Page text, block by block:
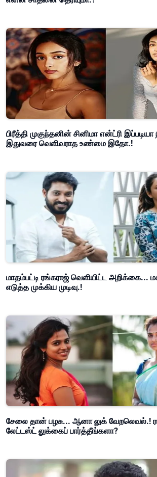
பிரீத்தி முகுந்தனின் சினிமா என்ட்ரி இப்படியா
இதுவரை வெளிவராத உண்மை இதோ.!
மாதம்பட்டி ரங்கராஜ் வெளியிட்ட அறிக்கை...
எடுத்த முக்கிய முடிவு.!
சேலை தான் பழசு... ஆனா லுக் வேறலெவல்.!
லேட்டஸ்ட் லுக்கைப் பார்த்தீங்களா?